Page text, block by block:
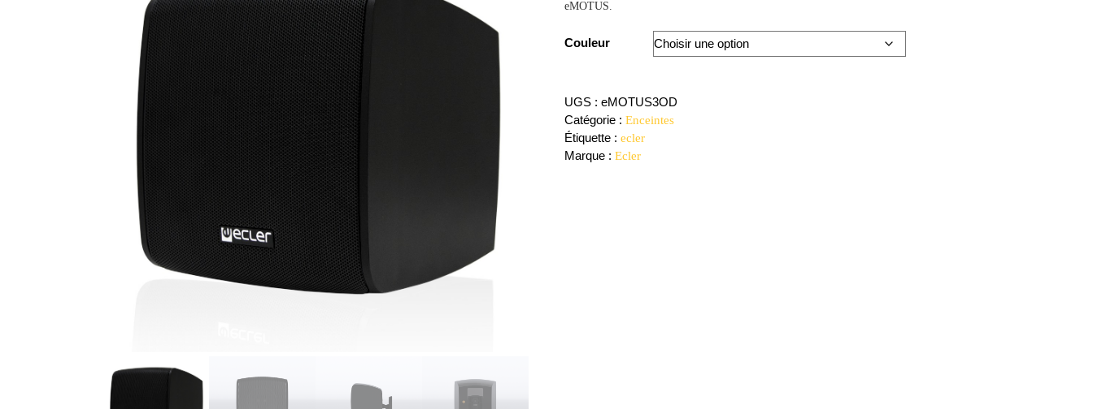
eMOTUS.
Couleur
UGS : eMOTUS3OD
Catégorie : Enceintes
Étiquette : ecler
Marque : Ecler